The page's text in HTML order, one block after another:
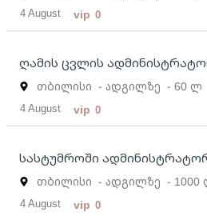
4 August vip 0
ღამის ცვლის
თბილისი - ადგილზე - 60 ლ
4 August vip 0
სასტუმროში
თბილისი - ადგილზე - 1000
4 August vip 0